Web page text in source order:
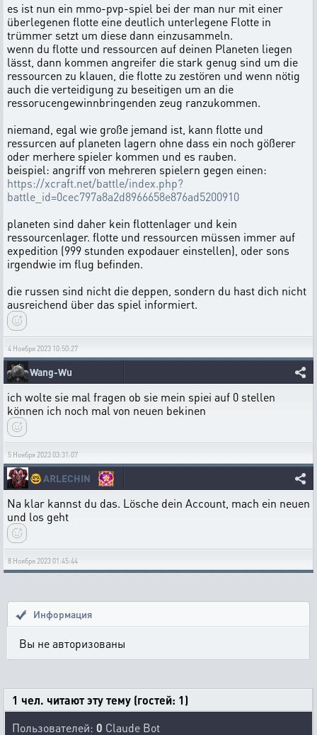
es ist nun ein mmo-pvp-spiel bei der man nur mit einer
überlegenen flotte eine deutlich unterlegene Flotte in
trümmer setzt um diese dann einzusammeln.
wenn du flotte und ressourcen auf deinen Planeten liegen
lässt, dann kommen angreifer die stark genug sind um die
ressourcen zu klauen, die flotte zu zestören und wenn nötig
auch die verteidigung zu beseitigen um an die
ressorucengewinnbringenden zeug ranzukommen.
niemand, egal wie große jemand ist, kann flotte und
ressurcen auf planeten lagern ohne dass ein noch gößerer
oder merhere spieler kommen und es rauben.
beispiel: angriff von mehreren spielern gegen einen:
https://xcraft.net/battle/index.php?
battle_id=0cec797a8a2d8966658e876ad5200910
planeten sind daher kein flottenlager und kein
ressourcenlager. flotte und ressourcen müssen immer auf
expedition (999 stunden expodauer einstellen), oder sons
irgendwie im flug befinden.
die russen sind nicht die deppen, sondern du hast dich nicht
ausreichend über das spiel informiert.
4 Ноября 2023 10:50:27
Wang-Wu
ich wolte sie mal fragen ob sie mein spiei auf 0 stellen
können ich noch mal von neuen bekinen
5 Ноября 2023 03:31:07
🤓ARLECHIN
Na klar kannst du das. Lösche dein Account, mach ein neuen
und los geht
8 Ноября 2023 01:45:44
Информация
Вы не авторизованы
1 чел. читают эту тему (гостей: 1)
Пользователей: 0 Claude Bot